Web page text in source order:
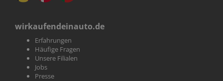
wirkaufendeinauto.de
Erfahrungen
Häufige Fragen
Unsere Filialen
Jobs
Presse